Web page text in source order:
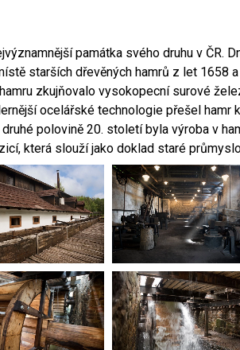
památka svého druhu v ČR.
starších dřevěných hamrů z let 1658
zkujňovalo vysokopecní surové
ocelářské technologie přešel hamr
polovině 20. století byla výroba v
která slouží jako doklad staré